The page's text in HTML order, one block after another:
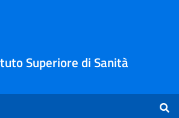
Superiore di Sanità